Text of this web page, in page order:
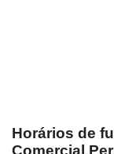
Horários de
Comercial